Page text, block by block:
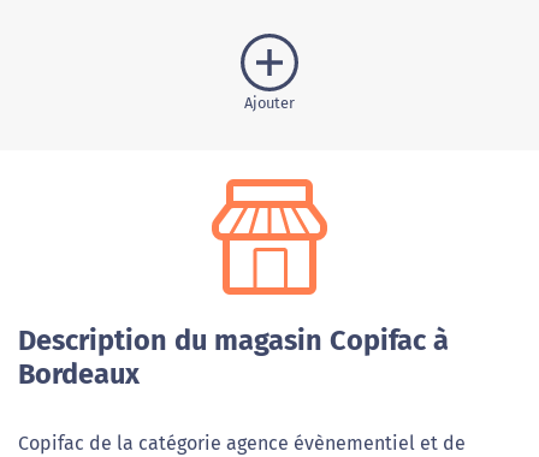
Ajouter
Description du magasin Copifac à
Bordeaux
Copifac de la catégorie agence évènementiel et de